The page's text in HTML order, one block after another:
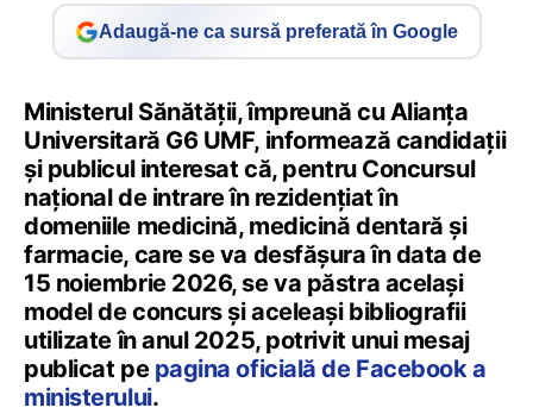
Adaugă-ne ca sursă preferată în Google
Ministerul Sănătății, împreună cu Alianța
Universitară G6 UMF, informează candidații
și publicul interesat că, pentru Concursul
național de intrare în rezidențiat în
domeniile medicină, medicină dentară și
farmacie, care se va desfășura în data de
15 noiembrie 2026, se va păstra același
model de concurs și aceleași bibliografii
utilizate în anul 2025, potrivit unui mesaj
publicat pe pagina oficială de Facebook a
ministerului.